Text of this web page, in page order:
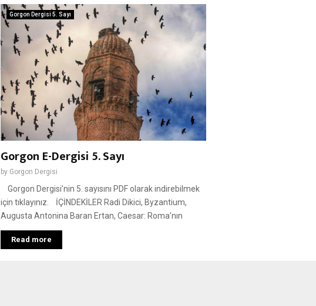
Gorgon Dergisi 5. Sayı
Gorgon E-Dergisi 5. Sayı
by Gorgon Dergisi
Gorgon Dergisi’nin 5. sayısını PDF olarak indirebilmek
için tıklayınız. İÇİNDEKİLER Radi Dikici, Byzantium,
Augusta Antonina Baran Ertan, Caesar: Roma’nın
Read more